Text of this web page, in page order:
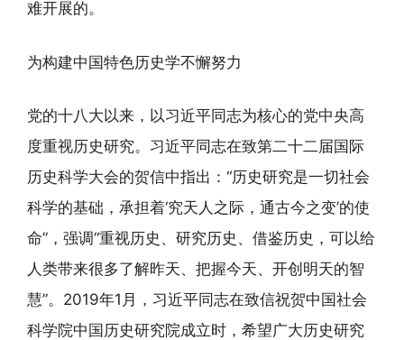
难开展的。
为构建中国特色历史学不懈努力
党的十八大以来，以习近平同志为核心的党中央高
度重视历史研究。习近平同志在致第二十二届国际
历史科学大会的贺信中指出：“历史研究是一切社会
科学的基础，承担着‘究天人之际，通古今之变’的使
命”，强调“重视历史、研究历史、借鉴历史，可以给
人类带来很多了解昨天、把握今天、开创明天的智
慧”。2019年1月，习近平同志在致信祝贺中国社会
科学院中国历史研究院成立时，希望广大历史研究